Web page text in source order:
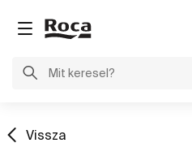
Vissza